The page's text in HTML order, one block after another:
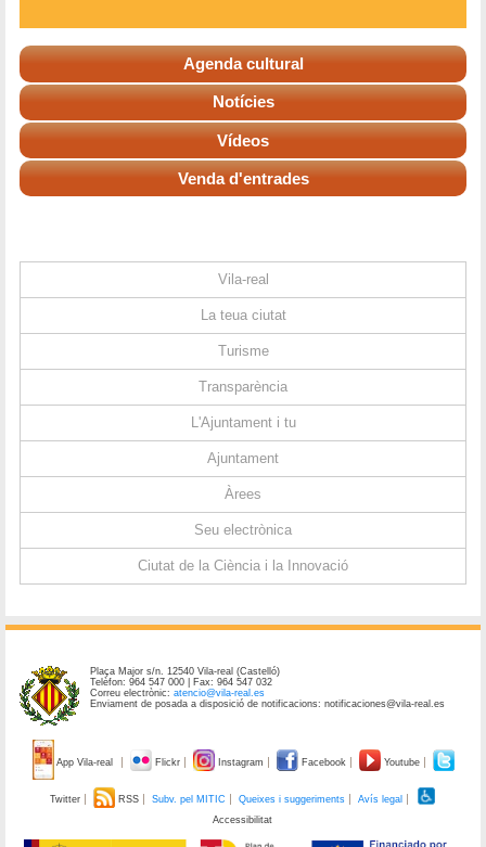
Agenda cultural
Notícies
Vídeos
Venda d'entrades
Vila-real
La teua ciutat
Turisme
Transparència
L'Ajuntament i tu
Ajuntament
Àrees
Seu electrònica
Ciutat de la Ciència i la Innovació
Plaça Major s/n. 12540 Vila-real (Castelló)
Telèfon: 964 547 000 | Fax: 964 547 032
Correu electrònic:atencio@vila-real.es
Enviament de posada a disposició de notificacions: notificaciones@vila-real.es
App Vila-real Flickr Instagram Facebook Youtube
Twitter RSS Subv. pel MITIC Queixes i suggeriments
Avís legal
Accessibilitat